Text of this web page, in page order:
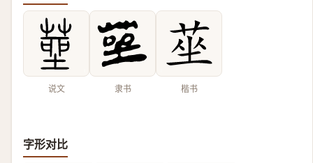
说文 隶书 楷书
字形对比